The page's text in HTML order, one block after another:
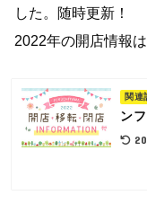
した。随時更新！
2022年の開店情報
関連
ン